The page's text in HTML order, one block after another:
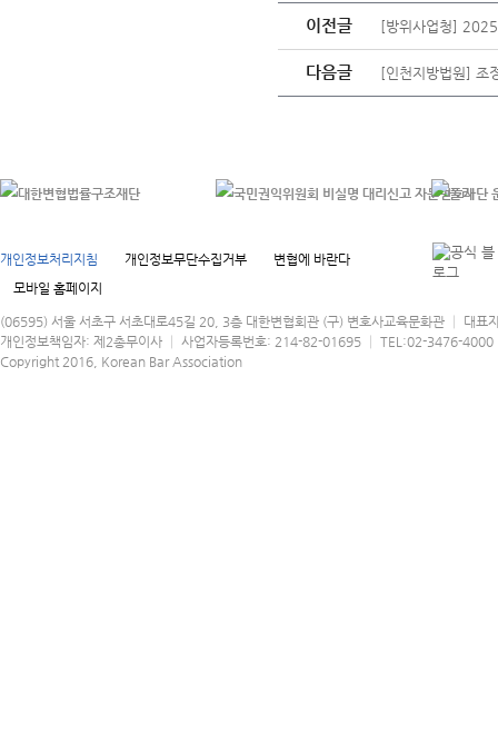
이전글 [방위사업청]
다음글 [인천지방법원] 조
개인정보처리지침 개인정보무단수집거부
변협에 바란다
모바일 홈페이지
(06595) 서울 서초구 서초대로45길 20, 3층 대한변협회관 (구) 변호사교육문화관 │ 대표
개인정보책임자: 제2총무이사 │ 사업자등록번호: 214-82-01695 │ TEL:02-3476-
Copyright 2016, Korean Bar Association